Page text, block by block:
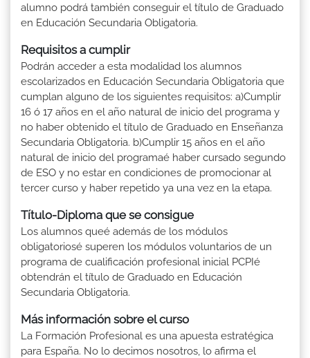
alumno podrá también conseguir el título de Graduado
en Educación Secundaria Obligatoria.
Requisitos a cumplir
Podrán acceder a esta modalidad los alumnos
escolarizados en Educación Secundaria Obligatoria que
cumplan alguno de los siguientes requisitos: a)Cumplir
16 ó 17 años en el año natural de inicio del programa y
no haber obtenido el título de Graduado en Enseñanza
Secundaria Obligatoria. b)Cumplir 15 años en el año
natural de inicio del programaé haber cursado segundo
de ESO y no estar en condiciones de promocionar al
tercer curso y haber repetido ya una vez en la etapa.
Título-Diploma que se consigue
Los alumnos queé además de los módulos
obligatoriosé superen los módulos voluntarios de un
programa de cualificación profesional inicial PCPIé
obtendrán el título de Graduado en Educación
Secundaria Obligatoria.
Más información sobre el curso
La Formación Profesional es una apuesta estratégica
para España. No lo decimos nosotros, lo afirma el